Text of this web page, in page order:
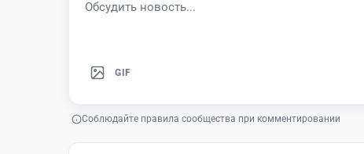
GIF
Соблюдайте правила сообщества при комментировании